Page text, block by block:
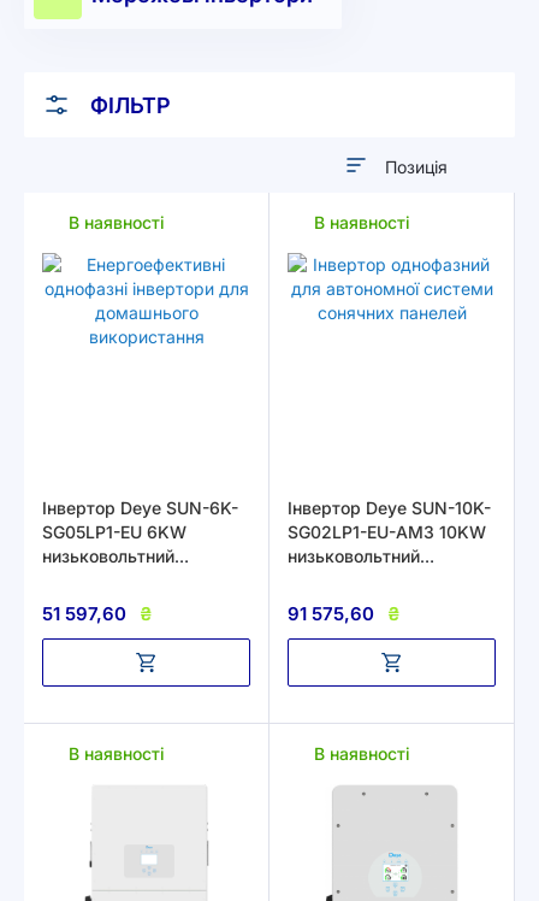
Сортувати
порядку
В наявності
Інвертор Deye SUN-6K-
SG05LP1-EU 6KW
низьковольтний
51 597,60 ₴
В наявності
Інвертор Deye SUN-10K-
SG02LP1-EU-AM3 10KW
низьковольтний
91 575,60 ₴
В наявності В наявності
ФІЛЬТР